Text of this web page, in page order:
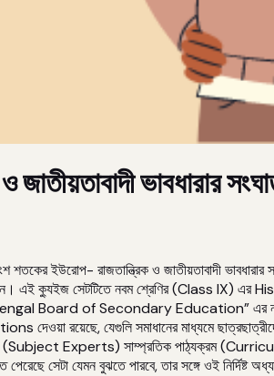
ভাবধারার
ইউরোপ- রাজতান্ত্রিক ও জাতীয়তাবাদী
সেটটিতে নবম শ্রেণির (Class IX) এর
Bengal Board of Secondary Education”
যেগুলি সমাধানের মাধ্যমে ছাত্রছাত্রীদের
(Subject Experts) সাম্প্রতিক পাঠ্যক্রম
সেটা যেমন বুঝতে পারবে, তার সঙ্গে ওই